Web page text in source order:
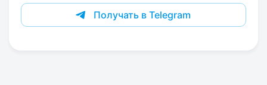
Получать в Telegram